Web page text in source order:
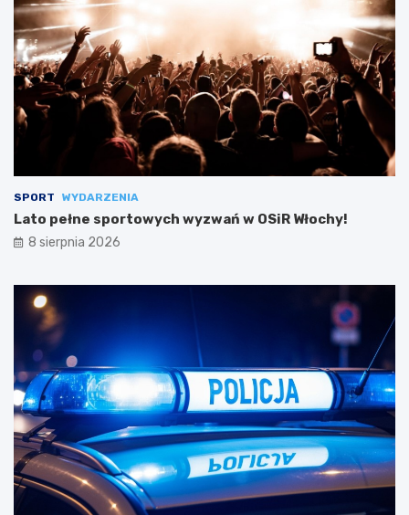
SPORT WYDARZENIA
Lato pełne sportowych wyzwań w OSiR Włochy!
8 sierpnia 2026